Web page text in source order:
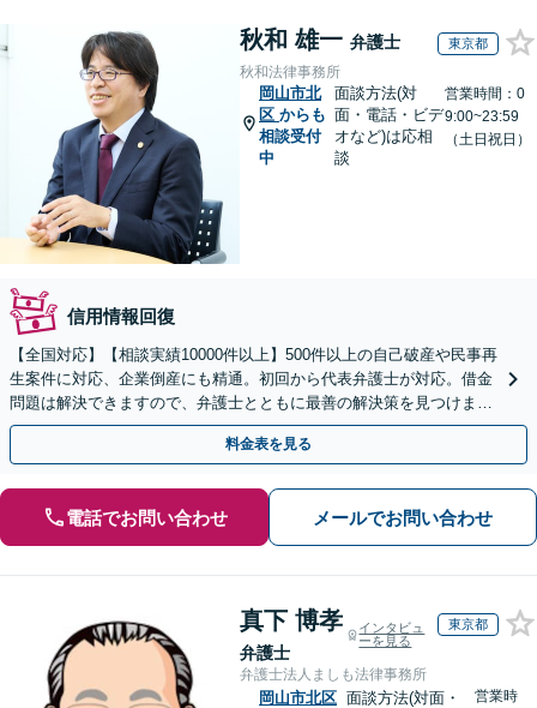
秋和 雄一 弁護士 東京都
秋和法律事務所
岡山市北
区 からも
相談受付
中
面談方法(対
面・電話・ビデ
オなど)は応相
談
営業時間：0
9:00~23:59
（土日祝日）
信用情報回復
【全国対応】【相談実績10000件以上】500件以上の自己破産や民事再
生案件に対応、企業倒産にも精通。初回から代表弁護士が対応。借金
問題は解決できますので、弁護士とともに最善の解決策を見つけまし
ょう【初回相談無料】【法テラス利用可】
料金表を見る
電話でお問い合わせ メールでお問い合わせ
真下 博孝
弁護士
インタビュ
ーを見る
東京都
弁護士法人ましも法律事務所
岡山市北区 面談方法(対面・
営業時